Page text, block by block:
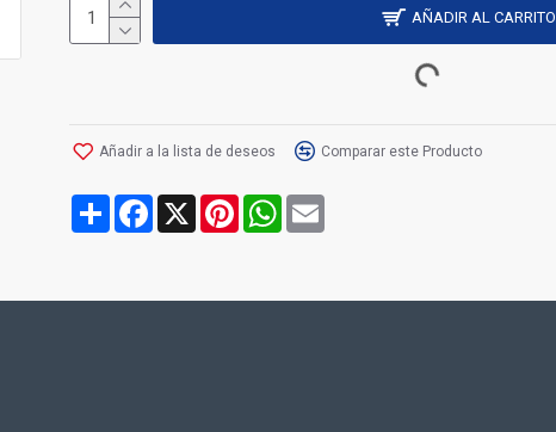
AÑADIR AL CARRITO
Añadir a la lista de deseos Comparar este Producto
Share Facebook
X PinterestWhatsApp